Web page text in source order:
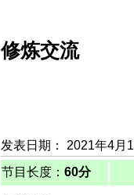
修炼交流
发表日期： 2021年4月
节目长度： 60分